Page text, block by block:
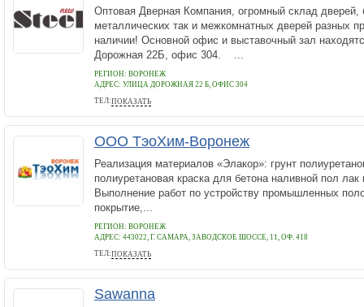
Оптовая Дверная Компания, огромный склад дверей,
металлических так и межкомнатных дверей разных
наличии! Основной офис и выставочный зал
Дорожная 22Б, офис 304. ...
РЕГИОН: ВОРОНЕЖ
АДРЕС: УЛИЦА ДОРОЖНАЯ 22 Б, ОФИС 304
ТЕЛ:ПОКАЗАТЬ
89529544818
ООО ТэоХим-Воронеж
Реализация материалов «Элакор»: грунт
полиуретановая краска для бетона наливной пол лак
Выполнение работ по устройству промышленных
покрытие,...
РЕГИОН: ВОРОНЕЖ
АДРЕС: 443022, Г. САМАРА, ЗАВОДСКОЕ ШОССЕ, 11, ОФ. 418
ТЕЛ:ПОКАЗАТЬ
8-900-929-01-39 8-960-110-10-17
Sawanna